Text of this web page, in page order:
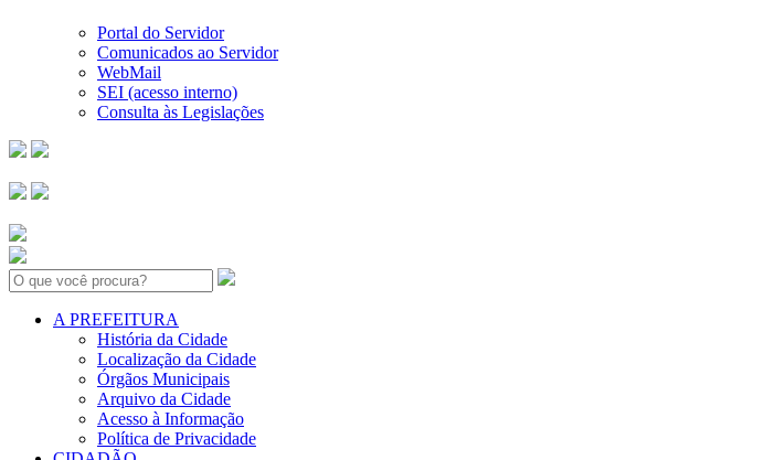
Portal do Servidor
Comunicados ao Servidor
WebMail
SEI (acesso interno)
Consulta às Legislações
Search:
A PREFEITURA
História da Cidade
Localização da Cidade
Órgãos Municipais
Arquivo da Cidade
Acesso à Informação
Política de Privacidade